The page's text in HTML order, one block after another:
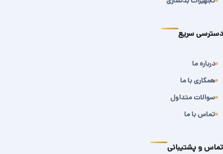
دسترسی سریع
درباره ما
همکاری با ما
سوالات متداول
تماس با ما
تماس و پشتیبانی